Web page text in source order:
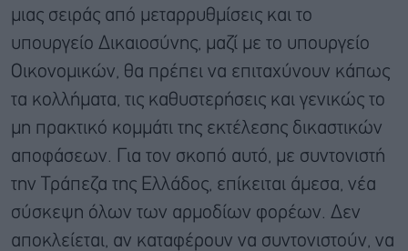
μιας σειράς από μεταρρυθμίσεις και το
υπουργείο Δικαιοσύνης, μαζί με το υπουργείο
Οικονομικών, θα πρέπει να επιταχύνουν κάπως
τα κολλήματα, τις καθυστερήσεις και γενικώς το
μη πρακτικό κομμάτι της εκτέλεσης δικαστικών
αποφάσεων. Για τον σκοπό αυτό, με συντονιστή
την Τράπεζα της Ελλάδος, επίκειται άμεσα, νέα
σύσκεψη όλων των αρμοδίων φορέων. Δεν
αποκλείεται, αν καταφέρουν να συντονιστούν, να